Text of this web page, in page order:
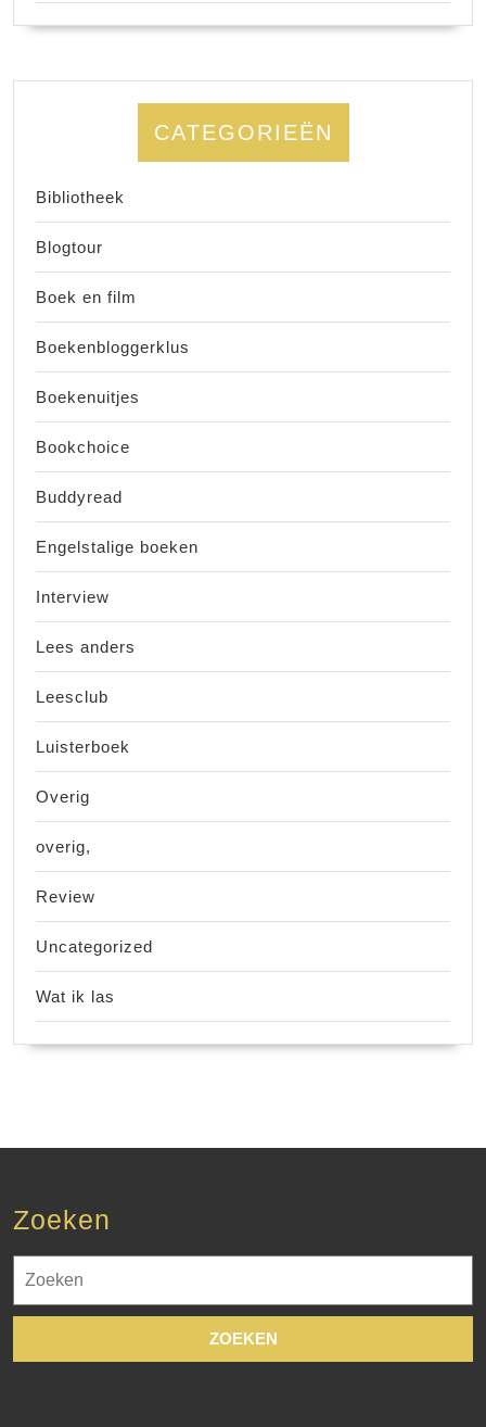
CATEGORIEËN
Bibliotheek
Blogtour
Boek en film
Boekenbloggerklus
Boekenuitjes
Bookchoice
Buddyread
Engelstalige boeken
Interview
Lees anders
Leesclub
Luisterboek
Overig
overig,
Review
Uncategorized
Wat ik las
Zoeken
naar: